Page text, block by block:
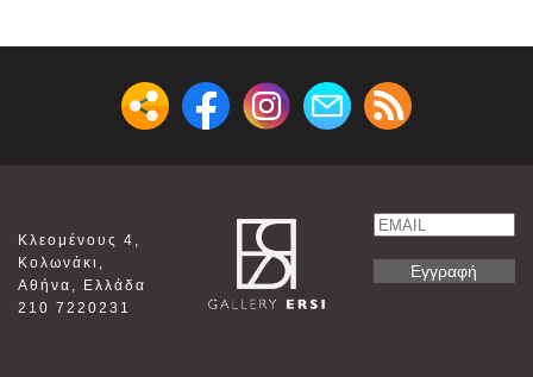
Κλεομένους 4,
Κολωνάκι,
Αθήνα, Ελλάδα
210 7220231
Email